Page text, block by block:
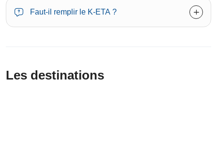
Faut-il remplir le K-ETA ?
Les destinations